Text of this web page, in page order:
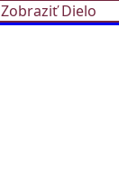
Zobraziť Dielo